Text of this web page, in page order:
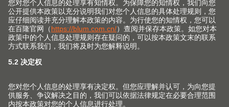
关于我们
用家具五金件提高生活品质是我们孜孜不倦的追求。我们